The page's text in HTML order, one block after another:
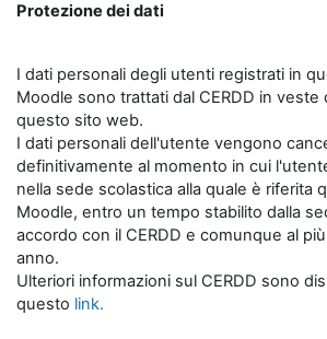
Protezione dei dati
I dati personali degli utenti registrati in
Moodle sono trattati dal CERDD in veste
questo sito web.
I dati personali dell'utente vengono
definitivamente al momento in cui
nella sede scolastica alla quale è riferita
Moodle, entro un tempo stabilito dalla
accordo con il CERDD e comunque al
anno.
Ulteriori informazioni sul CERDD sono
questo link.